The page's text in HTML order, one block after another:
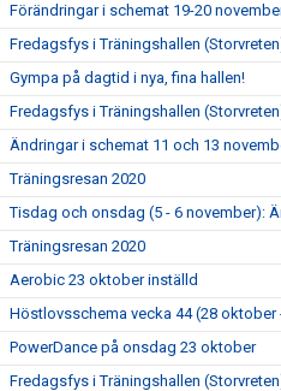
Förändringar i schemat 19-20
Fredagsfys i Träningshallen
Gympa på dagtid i nya, fina hallen!
Fredagsfys i Träningshallen
Ändringar i schemat 11 och 13
Träningsresan 2020
Tisdag och onsdag (5 - 6 november):
Träningsresan 2020
Aerobic 23 oktober inställd
Höstlovsschema vecka 44 (28 oktober
PowerDance på onsdag 23 oktober
Fredagsfys i Träningshallen